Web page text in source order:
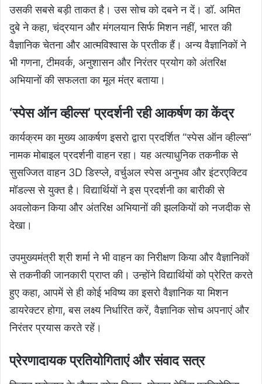
उसकी सबसे बड़ी ताकत है। उस सोच को दबने न दें। डॉ. अमित
दुबे ने कहा, चंद्रयान और मंगलयान सिर्फ मिशन नहीं, भारत की
वैज्ञानिक चेतना और आत्मविश्वास के प्रतीक हैं। अन्य वैज्ञानिकों ने
भी गणना, टीमवर्क, अनुशासन और निरंतर प्रयोग को अंतरिक्ष
अभियानों की सफलता का मूल मंत्र बताया।
‘स्पेस ऑन व्हील्स’ प्रदर्शनी रही आकर्षण का केंद्र
कार्यक्रम का मुख्य आकर्षण इसरो द्वारा प्रदर्शित “स्पेस ऑन व्हील्स”
नामक मोबाइल प्रदर्शनी वाहन रहा। यह अत्याधुनिक तकनीक से
सुसज्जित वाहन 3D डिस्प्ले, वर्चुअल स्पेस अनुभव और इंटरएक्टिव
मॉडल्स से युक्त है। विद्यार्थियों ने इस प्रदर्शनी का बारीकी से
अवलोकन किया और अंतरिक्ष अभियानों की झलकियों को नजदीक से
देखा।
उपमुख्यमंत्री श्री शर्मा ने भी वाहन का निरीक्षण किया और वैज्ञानिकों
से तकनीकी जानकारी प्राप्त की। उन्होंने विद्यार्थियों को प्रेरित करते
हुए कहा, आपमें से ही कोई भविष्य का इसरो वैज्ञानिक या मिशन
डायरेक्टर होगा, बस लक्ष्य निर्धारित करें, वैज्ञानिक सोच अपनाएं और
निरंतर प्रयास करते रहें।
प्रेरणादायक प्रतियोगिताएं और संवाद सत्र